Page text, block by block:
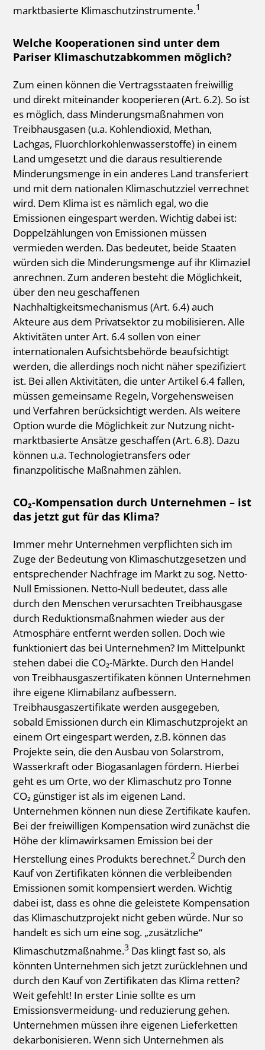
marktbasierte Klimaschutzinstrumente.1
Welche Kooperationen sind unter dem
Pariser Klimaschutzabkommen möglich?
Zum einen können die Vertragsstaaten freiwillig
und direkt miteinander kooperieren (Art. 6.2). So ist
es möglich, dass Minderungsmaßnahmen von
Treibhausgasen (u.a. Kohlendioxid, Methan,
Lachgas, Fluorchlorkohlenwasserstoffe) in einem
Land umgesetzt und die daraus resultierende
Minderungsmenge in ein anderes Land transferiert
und mit dem nationalen Klimaschutzziel verrechnet
wird. Dem Klima ist es nämlich egal, wo die
Emissionen eingespart werden. Wichtig dabei ist:
Doppelzählungen von Emissionen müssen
vermieden werden. Das bedeutet, beide Staaten
würden sich die Minderungsmenge auf ihr Klimaziel
anrechnen. Zum anderen besteht die Möglichkeit,
über den neu geschaffenen
Nachhaltigkeitsmechanismus (Art. 6.4) auch
Akteure aus dem Privatsektor zu mobilisieren. Alle
Aktivitäten unter Art. 6.4 sollen von einer
internationalen Aufsichtsbehörde beaufsichtigt
werden, die allerdings noch nicht näher spezifiziert
ist. Bei allen Aktivitäten, die unter Artikel 6.4 fallen,
müssen gemeinsame Regeln, Vorgehensweisen
und Verfahren berücksichtigt werden. Als weitere
Option wurde die Möglichkeit zur Nutzung nicht-
marktbasierte Ansätze geschaffen (Art. 6.8). Dazu
können u.a. Technologietransfers oder
finanzpolitische Maßnahmen zählen.
CO₂-Kompensation durch Unternehmen – ist
das jetzt gut für das Klima?
Immer mehr Unternehmen verpflichten sich im
Zuge der Bedeutung von Klimaschutzgesetzen und
entsprechender Nachfrage im Markt zu sog. Netto-
Null Emissionen. Netto-Null bedeutet, dass alle
durch den Menschen verursachten Treibhausgase
durch Reduktionsmaßnahmen wieder aus der
Atmosphäre entfernt werden sollen. Doch wie
funktioniert das bei Unternehmen? Im Mittelpunkt
stehen dabei die CO₂-Märkte. Durch den Handel
von Treibhausgaszertifikaten können Unternehmen
ihre eigene Klimabilanz aufbessern.
Treibhausgaszertifikate werden ausgegeben,
sobald Emissionen durch ein Klimaschutzprojekt an
einem Ort eingespart werden, z.B. können das
Projekte sein, die den Ausbau von Solarstrom,
Wasserkraft oder Biogasanlagen fördern. Hierbei
geht es um Orte, wo der Klimaschutz pro Tonne
CO₂ günstiger ist als im eigenen Land.
Unternehmen können nun diese Zertifikate kaufen.
Bei der freiwilligen Kompensation wird zunächst die
Höhe der klimawirksamen Emission bei der
Herstellung eines Produkts berechnet.2 Durch den
Kauf von Zertifikaten können die verbleibenden
Emissionen somit kompensiert werden. Wichtig
dabei ist, dass es ohne die geleistete Kompensation
das Klimaschutzprojekt nicht geben würde. Nur so
handelt es sich um eine sog. „zusätzliche“
Klimaschutzmaßnahme.3 Das klingt fast so, als
könnten Unternehmen sich jetzt zurücklehnen und
durch den Kauf von Zertifikaten das Klima retten?
Weit gefehlt! In erster Linie sollte es um
Emissionsvermeidung- und reduzierung gehen.
Unternehmen müssen ihre eigenen Lieferketten
dekarbonisieren. Wenn sich Unternehmen als